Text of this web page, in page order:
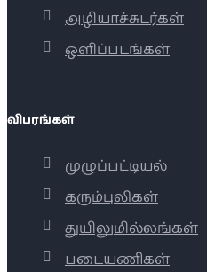
அழியாச்சுடர்கள்
ஒளிப்படங்கள்
விபரங்கள்
முழுப்பட்டியல்
கரும்புலிகள்
துயிலுமில்லங்கள்
படையணிகள்